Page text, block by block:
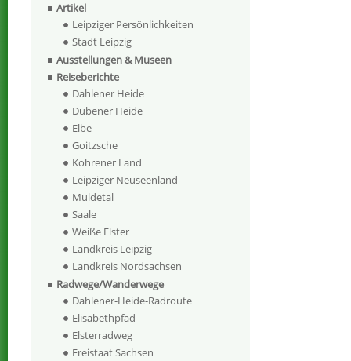
Artikel
Leipziger Persönlichkeiten
Stadt Leipzig
Ausstellungen & Museen
Reiseberichte
Dahlener Heide
Dübener Heide
Elbe
Goitzsche
Kohrener Land
Leipziger Neuseenland
Muldetal
Saale
Weiße Elster
Landkreis Leipzig
Landkreis Nordsachsen
Radwege/Wanderwege
Dahlener-Heide-Radroute
Elisabethpfad
Elsterradweg
Freistaat Sachsen